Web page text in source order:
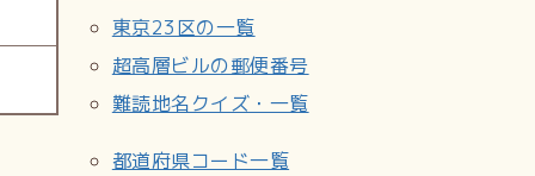
東京23区の一覧
超高層ビルの郵便番号
難読地名クイズ・一覧
都道府県コード一覧